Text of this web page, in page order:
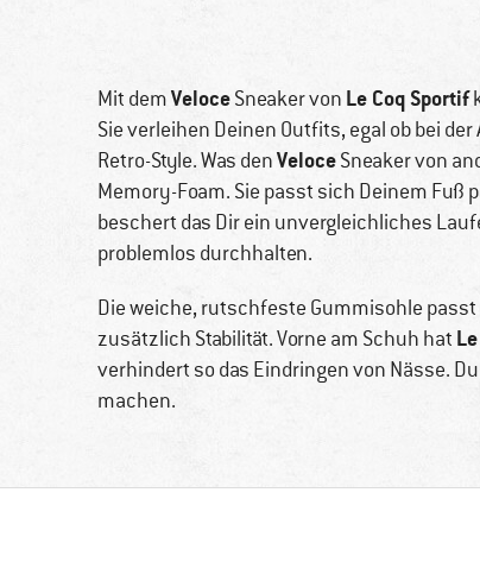
Mit demVeloceSneaker von Le Coq Sportif
Sie verleihen Deinen Outfits, egal ob bei
Retro-Style. Was denVeloceSneaker von
Memory-Foam. Sie passt sich Deinem Fuß
beschert das Dir ein unvergleichliches
problemlos durchhalten.
Die weiche, rutschfeste Gummisohle
zusätzlich Stabilität. Vorne am Schuh hat
verhindert so das Eindringen von Nässe.
machen.